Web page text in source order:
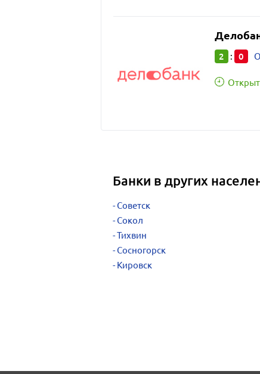
2 : 0
Банки в других
Советск
Сокол
Тихвин
Сосногорск
Кировск